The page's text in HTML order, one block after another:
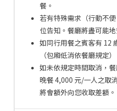
餐。
若有特殊需求（行動不
位告知。餐廳將盡可能
如同行用餐之賓客有 12
（包廂低消依餐廳規定）
如未依規定時間取消，
晚餐 4,000 元/一人之取
將會額外向您收取差額。